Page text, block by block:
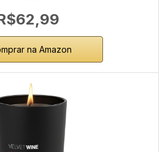
na Amazon